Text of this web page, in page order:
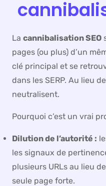
La cannibalisation SEO
pages (ou plus) d’un
clé principal et se
dans les SERP. Au lieu
neutralisent.
Pourquoi c’est un vrai
Dilution de l’autorité :
les signaux de
plusieurs URLs au lieu
seule page forte.